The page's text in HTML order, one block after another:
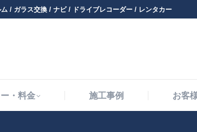
/ ガラス交換 / ナビ / ドライブレコーダー / レンタカー
・料金 施工事例 お客